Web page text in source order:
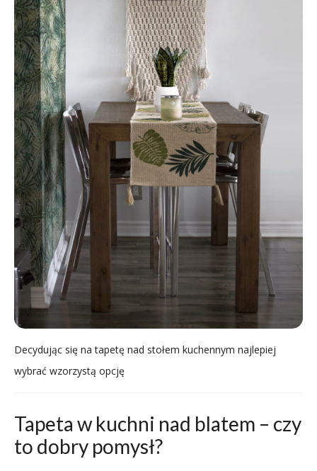
Decydując się na tapetę nad stołem kuchennym najlepiej
wybrać wzorzystą opcję
Tapeta w kuchni nad blatem – czy
to dobry pomysł?